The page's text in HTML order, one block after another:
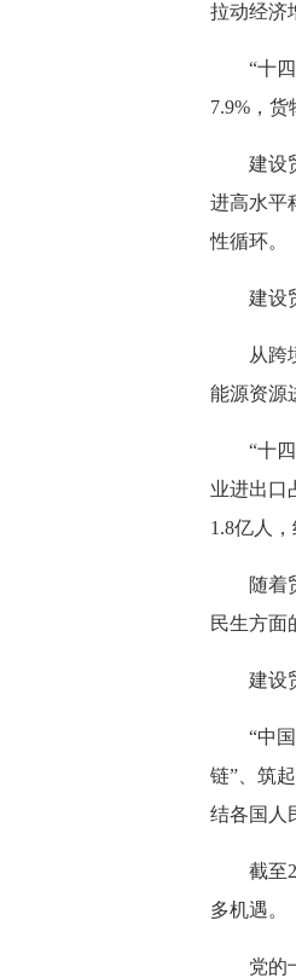
拉动经济
“十
7.9%，
建设
进高水平
性循环。
建设
从跨
能源资源
“十
业进出口
1.8亿人
随着
民生方面
建设
“中
链”、筑
结各国人
截至
多机遇。
党的